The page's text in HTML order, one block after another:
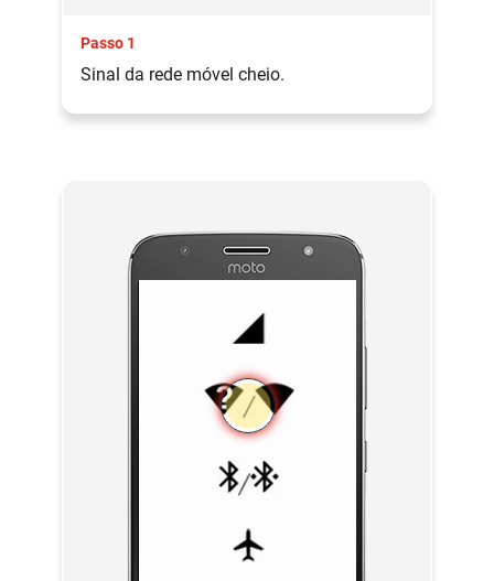
Passo 1
Sinal da rede móvel cheio.